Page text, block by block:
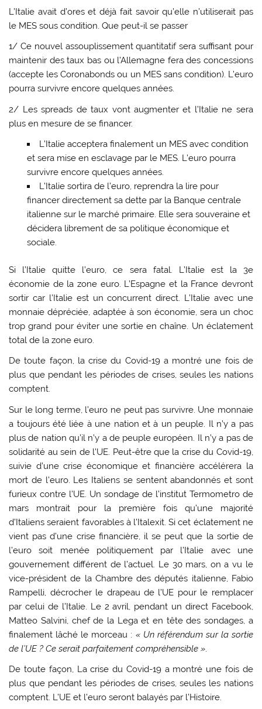
L’Italie avait d’ores et déjà fait savoir qu’elle n’utiliserait pas
le MES sous condition. Que peut-il se passer
1/ Ce nouvel assouplissement quantitatif sera suffisant pour
maintenir des taux bas ou l’Allemagne fera des concessions
(accepte les Coronabonds ou un MES sans condition). L’euro
pourra survivre encore quelques années.
2/ Les spreads de taux vont augmenter et l’Italie ne sera
plus en mesure de se financer.
L’Italie acceptera finalement un MES avec condition
et sera mise en esclavage par le MES. L’euro pourra
survivre encore quelques années.
L’Italie sortira de l’euro, reprendra la lire pour
financer directement sa dette par la Banque centrale
italienne sur le marché primaire. Elle sera souveraine et
décidera librement de sa politique économique et
sociale.
Si l’Italie quitte l’euro, ce sera fatal. L’Italie est la 3e
économie de la zone euro. L’Espagne et la France devront
sortir car l’Italie est un concurrent direct. L’Italie avec une
monnaie dépréciée, adaptée à son économie, sera un choc
trop grand pour éviter une sortie en chaîne. Un éclatement
total de la zone euro.
De toute façon, la crise du Covid-19 a montré une fois de
plus que pendant les périodes de crises, seules les nations
comptent.
Sur le long terme, l’euro ne peut pas survivre. Une monnaie
a toujours été liée à une nation et à un peuple. Il n’y a pas
plus de nation qu’il n’y a de peuple européen. Il n’y a pas de
solidarité au sein de l’UE. Peut-être que la crise du Covid-19,
suivie d’une crise économique et financière accélérera la
mort de l’euro. Les Italiens se sentent abandonnés et sont
furieux contre l’UE. Un sondage de l’institut Termometro de
mars montrait pour la première fois qu’une majorité
d’Italiens seraient favorables à l’Italexit. Si cet éclatement ne
vient pas d’une crise financière, il se peut que la sortie de
l’euro soit menée politiquement par l’Italie avec une
gouvernement différent de l’actuel. Le 30 mars, on a vu le
vice-président de la Chambre des députés italienne, Fabio
Rampelli, décrocher le drapeau de l’UE pour le remplacer
par celui de l’Italie. Le 2 avril, pendant un direct Facebook,
Matteo Salvini, chef de la Lega et en tête des sondages, a
finalement lâché le morceau : « Un référendum sur la sortie
de l’UE ? Ce serait parfaitement compréhensible ».
De toute façon, La crise du Covid-19 a montré une fois de
plus que pendant les périodes de crises, seules les nations
comptent. L’UE et l’euro seront balayés par l’Histoire.